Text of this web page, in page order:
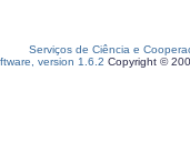
Serviços de Ciência e
version 1.6.2 Copyright ©